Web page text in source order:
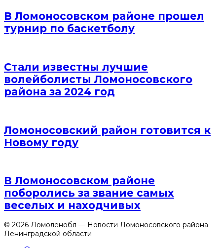
В Ломоносовском районе прошел
турнир по баскетболу
Стали известны лучшие
волейболисты Ломоносовского
района за 2024 год
Ломоносовский район готовится к
Новому году
В Ломоносовском районе
поборолись за звание самых
веселых и находчивых
© 2026 Ломоленобл — Новости Ломоносовского района
Ленинградской области